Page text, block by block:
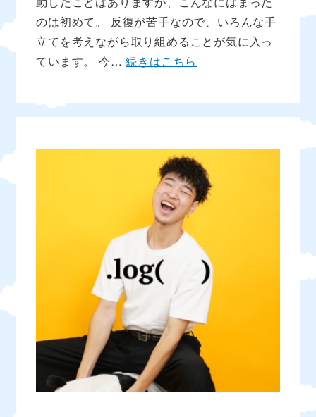
のは初めて。 反復が苦手なので、いろんな手
立てを考えながら取り組めることが気に入っ
ています。 今…続きはこちら